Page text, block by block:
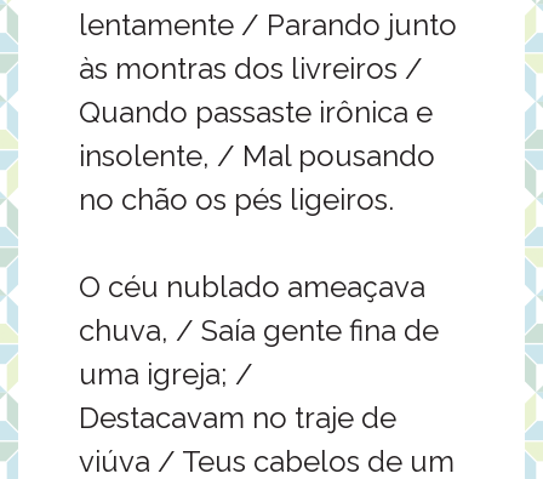
lentamente / Parando junto
às montras dos livreiros /
Quando passaste irônica e
insolente, / Mal pousando
no chão os pés ligeiros.
O céu nublado ameaçava
chuva, / Saía gente fina de
uma igreja; /
Destacavam no traje de
viúva / Teus cabelos de um